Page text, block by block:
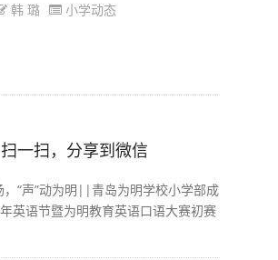
韩 璐 小学动态
扫一扫，分享到微信